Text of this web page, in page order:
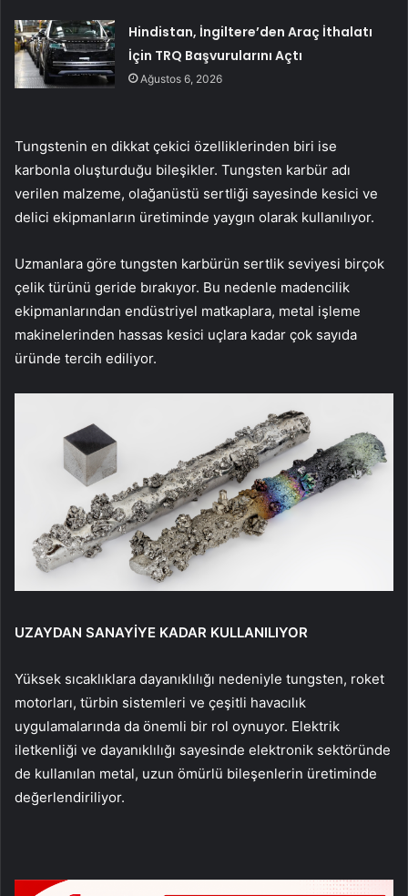
Hindistan, İngiltere’den Araç İthalatı
İçin TRQ Başvurularını Açtı
Ağustos 6, 2026
Tungstenin en dikkat çekici özelliklerinden biri ise
karbonla oluşturduğu bileşikler. Tungsten karbür adı
verilen malzeme, olağanüstü sertliği sayesinde kesici ve
delici ekipmanların üretiminde yaygın olarak kullanılıyor.
Uzmanlara göre tungsten karbürün sertlik seviyesi birçok
çelik türünü geride bırakıyor. Bu nedenle madencilik
ekipmanlarından endüstriyel matkaplara, metal işleme
makinelerinden hassas kesici uçlara kadar çok sayıda
üründe tercih ediliyor.
UZAYDAN SANAYİYE KADAR KULLANILIYOR
Yüksek sıcaklıklara dayanıklılığı nedeniyle tungsten, roket
motorları, türbin sistemleri ve çeşitli havacılık
uygulamalarında da önemli bir rol oynuyor. Elektrik
iletkenliği ve dayanıklılığı sayesinde elektronik sektöründe
de kullanılan metal, uzun ömürlü bileşenlerin üretiminde
değerlendiriliyor.